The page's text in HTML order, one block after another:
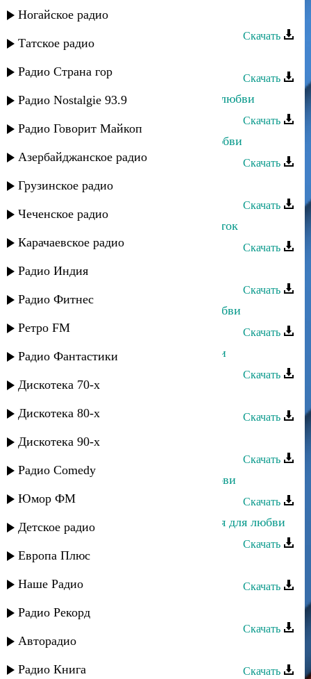
Ногайское радио
Татское радио
Радио Страна гор
Радио Nostalgie 93.9
Радио Говорит Майкоп
Азербайджанское радио
Грузинское радио
Чеченское радио
Карачаевское радио
Радио Индия
Радио Фитнес
Ретро FM
Радио Фантастики
Дискотека 70-х
Дискотека 80-х
Дискотека 90-х
Радио Comedy
Юмор ФМ
Детское радио
Европа Плюс
Наше Радио
Радио Рекорд
Авторадио
Радио Книга
Магомед Османов - Океан любви
Скачать
Скачать
Тамерлан Хункенханов - История любви
Скачать
Дагмара Ибрагимова - 100 слов любви
Скачать
Гасан Макашарипов - Мой цветок
Скачать
Муминат Валиева - Красивый цветок
Скачать
Рустам Ахмедханов - Раны любви
Скачать
Ильяс Абдурахманов - Чувства любви
Скачать
Хава Газахова - Нет сильнее любви
Скачать
Скачать
Асадула Бахтанов - Крик любви
Скачать
Ульзана Максудова - Причина любви
Скачать
Хизри Хирамагомедов - Рожденная для любви
Скачать
Нурулла Раджабов - Огонь любви
Скачать
Магомед Цахилаев - Цветок
Скачать
Марат Джакавов - Горечь любви
Скачать